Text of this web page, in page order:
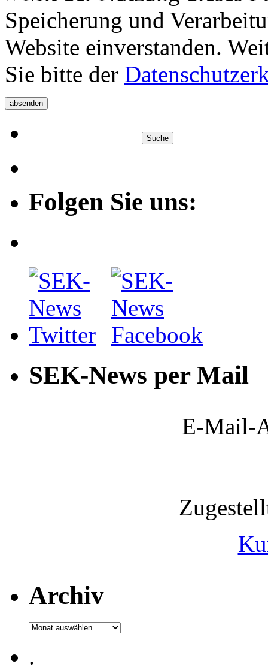
Speicherung und
Website einverstanden.
Sie bitte der
Folgen Sie uns:
SEK-News per Mail
E-Mail-
Archiv
Archiv
.